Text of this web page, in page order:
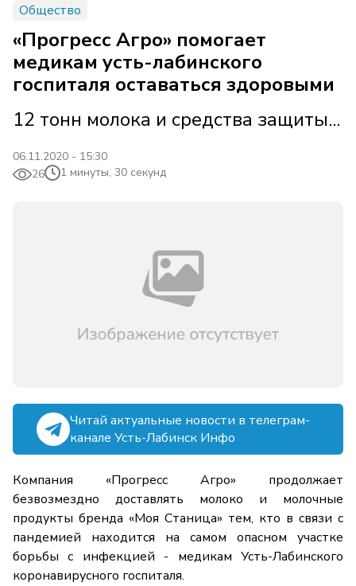
Общество
«Прогресс Агро» помогает
медикам усть-лабинского
госпиталя оставаться здоровыми
12 тонн молока и средства защиты...
06.11.2020 - 15:30
26
1 минуты, 30 секунд
Читай актуальные новости в телеграм-
канале Усть-Лабинск Инфо
Компания «Прогресс Агро» продолжает
безвозмездно доставлять молоко и молочные
продукты бренда «Моя Станица» тем, кто в связи с
пандемией находится на самом опасном участке
борьбы с инфекцией - медикам Усть-Лабинского
коронавирусного госпиталя.